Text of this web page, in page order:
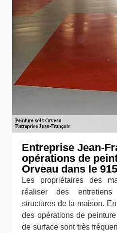
Entreprise Jean-
opérations de
Orveau dans le
Les propriétaires des
réaliser des
structures de la maison.
des opérations de
de surface sont très